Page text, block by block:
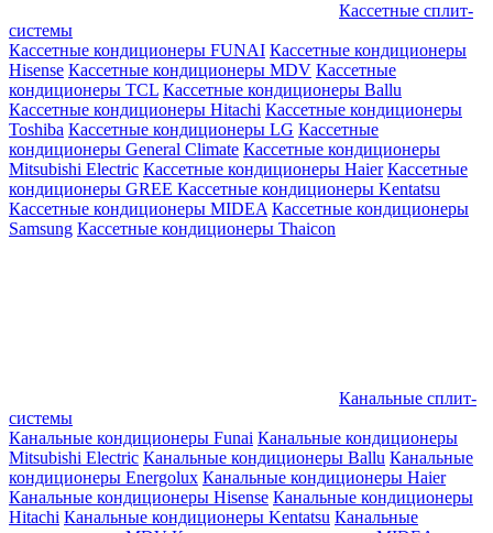
Кассетные сплит-
системы
Кассетные кондиционеры FUNAI Кассетные кондиционеры
Hisense Кассетные кондиционеры MDV Кассетные
кондиционеры TCL Кассетные кондиционеры Ballu
Кассетные кондиционеры Hitachi Кассетные кондиционеры
Toshiba Кассетные кондиционеры LG Кассетные
кондиционеры General Climate Кассетные кондиционеры
Mitsubishi Electric Кассетные кондиционеры Haier Кассетные
кондиционеры GREE Кассетные кондиционеры Kentatsu
Кассетные кондиционеры MIDEA Кассетные кондиционеры
Samsung Кассетные кондиционеры Thaicon
Канальные сплит-
системы
Канальные кондиционеры Funai Канальные кондиционеры
Mitsubishi Electric Канальные кондиционеры Ballu Канальные
кондиционеры Energolux Канальные кондиционеры Haier
Канальные кондиционеры Hisense Канальные кондиционеры
Hitachi Канальные кондиционеры Kentatsu Канальные